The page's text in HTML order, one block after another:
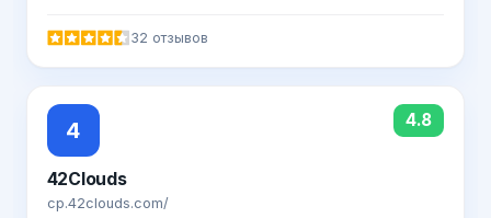
32 отзывов
4 4.8
42Clouds
cp.42clouds.com/